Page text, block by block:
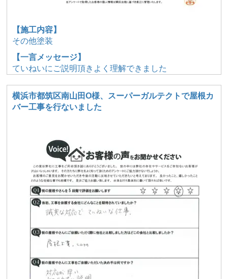
【施工内容】
その他塗装
【一言メッセージ】
ていねいにご説明頂きよく理解できました
横浜市都筑区南山田O様、スーパーガルテクトで屋根カ
バー工事を行ないました